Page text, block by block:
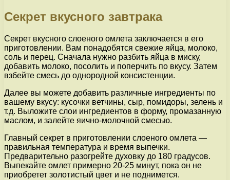
Секрет вкусного завтрака
Секрет вкусного слоеного омлета заключается в его
приготовлении. Вам понадобятся свежие яйца, молоко,
соль и перец. Сначала нужно разбить яйца в миску,
добавить молоко, посолить и поперчить по вкусу. Затем
взбейте смесь до однородной консистенции.
Далее вы можете добавить различные ингредиенты по
вашему вкусу: кусочки ветчины, сыр, помидоры, зелень и
т.д. Выложите слои ингредиентов в форму, промазанную
маслом, и залейте яично-молочной смесью.
Главный секрет в приготовлении слоеного омлета —
правильная температура и время выпечки.
Предварительно разогрейте духовку до 180 градусов.
Выпекайте омлет примерно 20-25 минут, пока он не
приобретет золотистый цвет и не поднимется.